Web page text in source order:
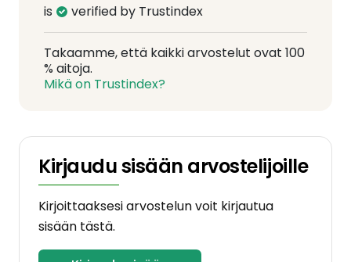
is verified by Trustindex
Takaamme, että kaikki arvostelut ovat 100
% aitoja.
Mikä on Trustindex?
Kirjaudu sisään arvostelijoille
Kirjoittaaksesi arvostelun voit kirjautua
sisään tästä.